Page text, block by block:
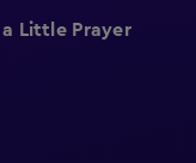
a Little Prayer